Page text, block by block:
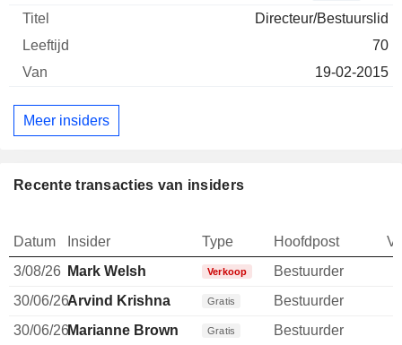
Directeur/Bestuurslid
70
19-02-2015
Meer insiders
Recente transacties van insiders
Datum Insider Type Hoofdpost
3/08/26 Mark Welsh Verkoop
Bestuurder
30/06/26Arvind Krishna Gratis
Bestuurder
30/06/26Marianne Brown Gratis Bestuurder